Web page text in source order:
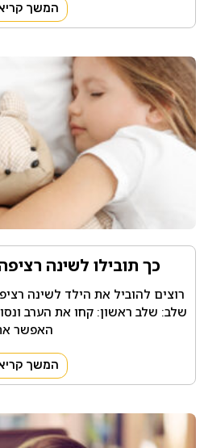
המשך
כך תובילו לשינה
רוצים להוביל את הילד לשינה
שלב: שלב ראשון: קחו את הערב
האפשר
המשך